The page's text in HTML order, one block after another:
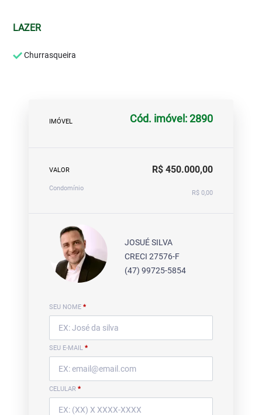
LAZER
Churrasqueira
IMÓVEL Cód. imóvel: 2890
VALOR R$ 450.000,00
Condomínio
R$ 0,00
JOSUÉ SILVA
CRECI 27576-F
(47) 99725-5854
SEU NOME *
SEU E-MAIL *
CELULAR *